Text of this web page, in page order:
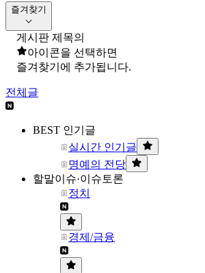
즐겨찾기
게시판 제목의
아이콘을 선택하면
즐겨찾기에 추가됩니다.
전체글
BEST 인기글
실시간 인기글
명예의 전당
할말이슈·이슈토론
정치
경제/금융